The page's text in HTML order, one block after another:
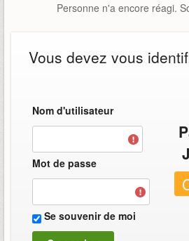
Personne n'a encore réagi.
Vous devez vous
Nom d'utilisateur
Mot de passe
Se souvenir de moi